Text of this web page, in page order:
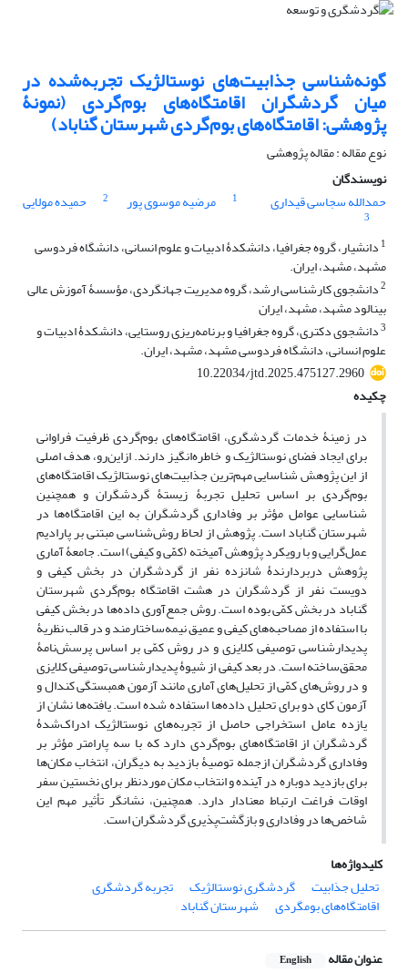
گونه‌شناسی جذابیتهای نوستالژیک تجربه‌شده در
میان گردشگران اقامتگاههای بوم‌گرد‌ی (نمونۀ
پژوهشی: اقامتگاههای بوم‌گرد‌ی شهرستان گناباد)
نوع مقاله : مقاله پژوهشی
نویسندگان
حمدالله سجاسی قیداری
1 مرضیه موسوی پور 2 حمیده مولایی
3
1 دانشیار، گروه جغرافیا، دانشکدۀ ادبیات و علوم انسانی، دانشگاه فردوسی
مشهد، مشهد، ایران.
2دانشجوی کارشناسی ارشد، گروه مدیریت جهانگردی، مؤسسۀ آموزش عالی
بینالود مشهد، مشهد، ایران
3دانشجوی دکتری، گروه جغرافیا و برنامه‌ریزی روستایی، دانشکدۀ ادبیات و
علوم انسانی، دانشگاه فردوسی مشهد، مشهد، ایران.
10.22034/jtd.2025.475127.2960
چکیده
در زمینۀ خدمات گردشگری، اقامتگاههای بوم‌گرد‌ی ظرفیت فراوانی
برای ایجاد فضای نوستالژیک و خاطرهانگیز دارند. ازاین‌رو، هدف اصلی
از این پژوهش شناسایی مهمترین جذابیتهای نوستالژیک اقامتگاههای
بوم‌گرد‌ی بر اساس تحلیل تجربۀ زیستۀ گردشگران و همچنین
شناسایی عوامل مؤثر بر وفاداری گردشگران به این اقامتگاهها در
شهرستان گناباد است. پژوهش از لحاظ روش‌شناسی مبتنی بر پارادیم
عمل‌گرایی و با رویکرد پژوهش آمیخته (کمّی و کیفی) است. جامعۀ آماری
پژوهش دربردارندۀ شانزده نفر از گردشگران در بخش کیفی و
دویست نفر از گردشگران در هشت اقامتگاه بوم‌گرد‌ی شهرستان
گناباد در بخش کمّی بوده است.روش جمع‌آوری دادهها در بخش کیفی
با استفاده از مصاحبههای کیفی و عمیق نیمه‌ساختارمند و در قالب نظریۀ
پدیدارشناسی توصیفی کلایزی و در روش کمّی بر اساس پرسش‌نامۀ
محقق‌ساخته است.در بعد کیفی از شیوۀپدیدارشناسی توصیفی کلایزی
و در روشهای کمّی از تحلیلهای آماری مانند آزمون همبستگی کندال و
آزمون کای دو برای تحلیل داده‌ها ‌استفاده شده است. یافته‌ها نشان از
یازده عامل استخراجی حاصل از تجربههای نوستالژیک ادراک‌شدۀ
گردشگران از اقامتگاههای بوم‌گرد‌ی دارد که با سه پارامتر ‌مؤثر‌ بر
وفاداری گردشگران ازجمله توصیۀ بازدید به دیگران، انتخاب مکانها
برای بازدید دوباره در آینده و انتخاب مکان موردنظر برای نخستین سفر
اوقات فراغت ارتباط معنادار دارد. همچنین، نشانگر ‌تأثیر‌ مهم این
شاخصها در وفاداری و بازگشت‌پذیری گردشگران است.
کلیدواژه‌ها
تحلیل جذابیت
گردشگری نوستالژیک تجربه گردشگری
اقامتگاه‌های بومگردی شهرستان گناباد
عنوان مقاله English